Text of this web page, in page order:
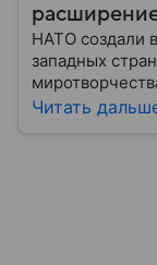
НАТО создали
западных
аббревиатура,
Читать